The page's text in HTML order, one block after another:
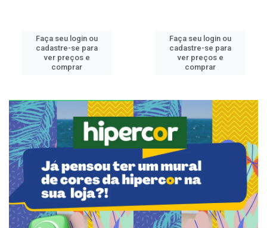
Faça seu login ou
cadastre-se para
ver preços e
comprar
Faça seu login ou
cadastre-se para
ver preços e
comprar